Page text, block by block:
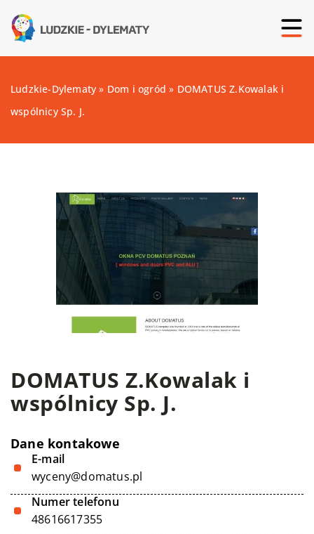
Ludzkie-Dylematy » Dom i ogród » DOMATUS Z.Kowalak i
wspólnicy Sp. J.
DOMATUS Z.Kowalak i
wspólnicy Sp. J.
Dane kontakowe
E-mail
wyceny@domatus.pl
Numer telefonu
48616617355